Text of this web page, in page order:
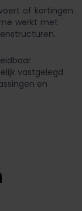
of kortingen
werkt met
vastgelegd
en